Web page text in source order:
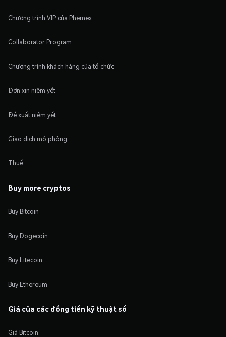
Chương trình VIP của Phemex
Collaborator Program
Chương trình khách hàng của tổ chức
Đơn xin niêm yết
Đề xuất niêm yết
Giao dịch mô phỏng
Thuế
Buy more cryptos
Buy Bitcoin
Buy Dogecoin
Buy Litecoin
Buy Ethereum
Giá của các đồng tiền kỹ thuật số
Giá Bitcoin